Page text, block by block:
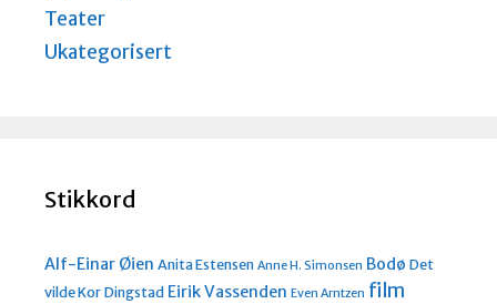
Teater
Ukategorisert
Stikkord
Alf-Einar Øien Anita Estensen Anne H. Simonsen Bodø Det
vilde KorDingstad Eirik Vassenden Even Arntzen film